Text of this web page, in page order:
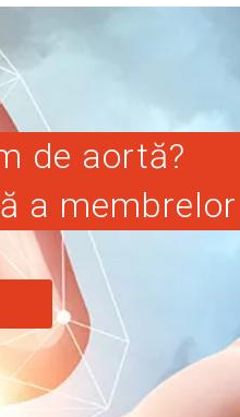
de aortă?
a